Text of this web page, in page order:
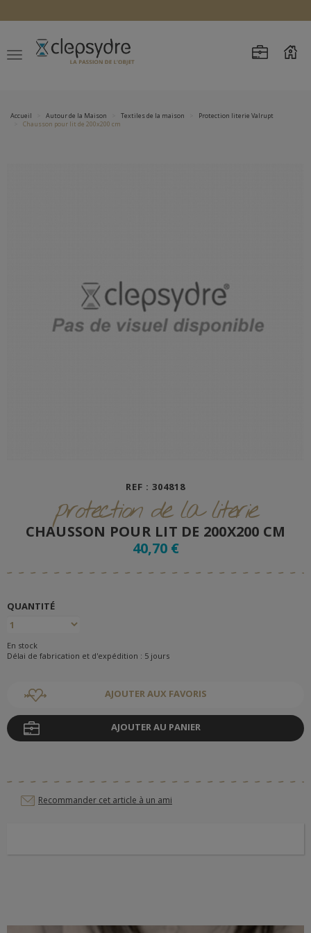
Accueil Autour de la Maison Textiles de la maison
Protection literie Valrupt
Chausson pour lit de 200x200 cm
REF : 304818
protection de la literie
CHAUSSON POUR LIT DE 200X200 CM
40,70 €
QUANTITÉ
En stock
Délai de fabrication et d'expédition : 5 jours
AJOUTER AUX FAVORIS
AJOUTER AU PANIER
Recommander cet article à un ami